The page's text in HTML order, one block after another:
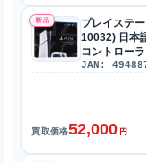
新品
プレイステ
10032) 日本
コントロー
JAN:
買取価格52,000 円